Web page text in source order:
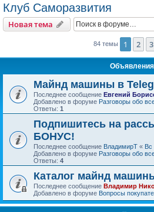
Клуб Саморазвития
Новая тема
84 темы 1 2 3
Объявления
Майнд машины в
Последнее сообщение Евгений
Добавлено в форуме Разговоры обо
Ответы: 1
Подпишитесь на
БОНУС!
Последнее сообщение ВладимирТ « Вс
Добавлено в форуме Разговоры обо
Ответы: 4
Каталог майнд
Последнее сообщение Владимир
Добавлено в форуме Вопросы